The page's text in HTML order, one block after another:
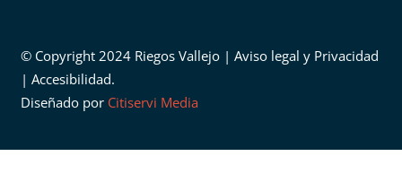
© Copyright 2024 Riegos Vallejo |Aviso legal y Privacidad
|Accesibilidad.
Diseñado por Citiservi Media